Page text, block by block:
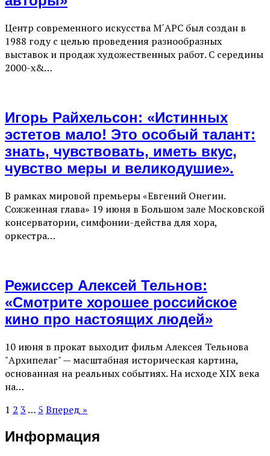
Центр современного искусства М´АРС был создан в
1988 году с целью проведения разнообразных
выставок и продаж художественных работ. С середины
2000-х&…
Игорь Райхельсон: «Истинных
эстетов мало! Это особый талант:
знать, чувствовать, иметь вкус,
чувство меры и великодушие».
В рамках мировой премьеры «Евгений Онегин.
Сожженная глава» 19 июня в Большом зале Московской
консерватории, симфонии-действа для хора,
оркестра…
Режиссер Алексей Тельнов:
«Смотрите хорошее российское
кино про настоящих людей»
10 июня в прокат выходит фильм Алексея Тельнова
"Архипелаг" — масштабная историческая картина,
основанная на реальных событиях. На исходе XIX века
на…
1 2 3 … 5 Вперед »
Информация